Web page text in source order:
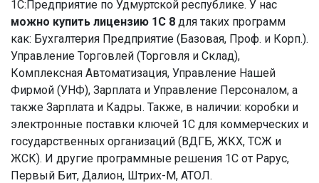
1С:Предприятие по Удмуртской республике. У нас
можно купить лицензию 1С 8 для таких программ
как: Бухгалтерия Предприятие (Базовая, Проф. и Корп.).
Управление Торговлей (Торговля и Склад),
Комплексная Автоматизация, Управление Нашей
Фирмой (УНФ), Зарплата и Управление Персоналом, а
также Зарплата и Кадры. Также, в наличии: коробки и
электронные поставки ключей 1С для коммерческих и
государственных организаций (ВДГБ, ЖКХ, ТСЖ и
ЖСК). И другие программные решения 1С от Рарус,
Первый Бит, Далион, Штрих-М, АТОЛ.